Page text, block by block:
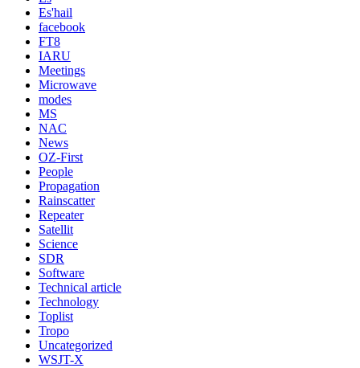
Es'hail
facebook
FT8
IARU
Meetings
Microwave
modes
MS
NAC
News
OZ-First
People
Propagation
Rainscatter
Repeater
Satellit
Science
SDR
Software
Technical article
Technology
Toplist
Tropo
Uncategorized
WSJT-X